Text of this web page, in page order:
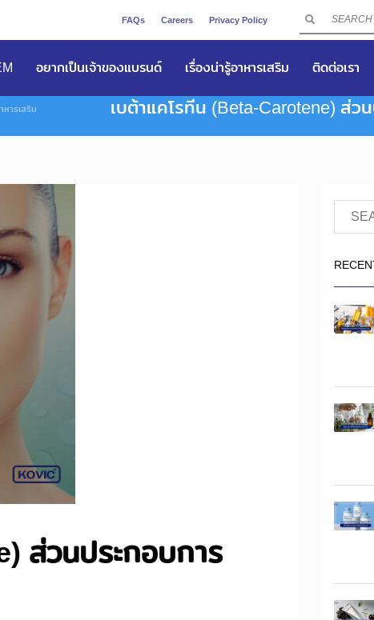
FAQs Careers Privacy Policy
อยากเป็นเจ้าของแบรนด์ เรื่องน่ารู้อาหารเสริม ติดต่อเรา
ารเสริม
เบต้าแคโรทีน (Beta-Carotene) ส่ว
ส่วนประกอบการ